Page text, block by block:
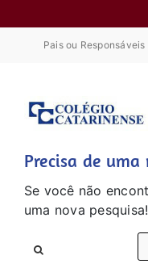
Pais ou Responsáveis
Precisa de
Se você não
uma nova pesquisa!